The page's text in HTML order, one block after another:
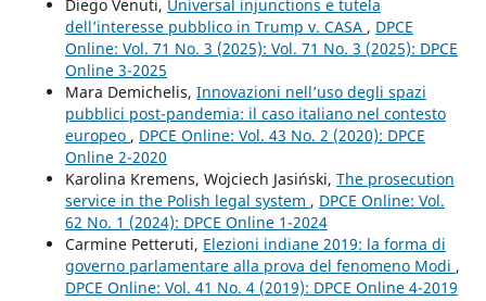
Diego Venuti, Universal injunctions e tutela
dell’interesse pubblico in Trump v. CASA , DPCE
Online: Vol. 71 No. 3 (2025): Vol. 71 No. 3 (2025): DPCE
Online 3-2025
Mara Demichelis, Innovazioni nell’uso degli spazi
pubblici post-pandemia: il caso italiano nel contesto
europeo , DPCE Online: Vol. 43 No. 2 (2020): DPCE
Online 2-2020
Karolina Kremens, Wojciech Jasiński, The prosecution
service in the Polish legal system , DPCE Online: Vol.
62 No. 1 (2024): DPCE Online 1-2024
Carmine Petteruti, Elezioni indiane 2019: la forma di
governo parlamentare alla prova del fenomeno Modi ,
DPCE Online: Vol. 41 No. 4 (2019): DPCE Online 4-2019